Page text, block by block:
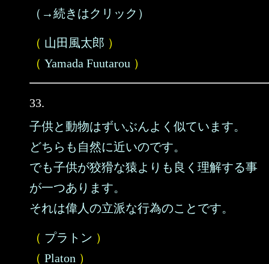
（→続きはクリック）
（ 山田風太郎 ）
（ Yamada Fuutarou ）
33.
子供と動物はずいぶんよく似ています。
どちらも自然に近いのです。
でも子供が狡猾な猿よりも良く理解する事
が一つあります。
それは偉人の立派な行為のことです。
（ プラトン ）
（ Platon ）